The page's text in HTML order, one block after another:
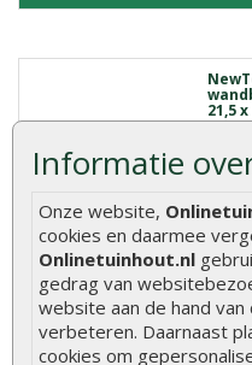
Informatie
Onze website,
cookies en daarmee
Onlinetuinhout.nl
gedrag van
website aan de hand
verbeteren. Daarnaast
cookies om
21,5
€
Meer info